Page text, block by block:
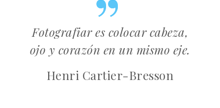
Fotografiar es colocar cabeza,
ojo y corazón en un mismo eje.
Henri Cartier-Bresson